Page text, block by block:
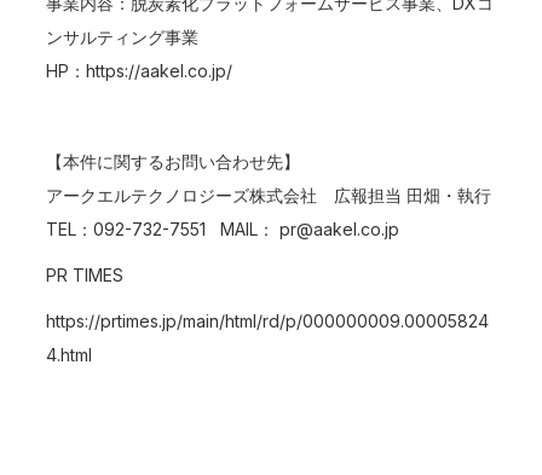
ンサルティング事業
HP：https://aakel.co.jp/
【本件に関するお問い合わせ先】
アークエルテクノロジーズ株式会社 広報担当 田畑・執行
TEL：092-732-7551 MAIL： pr@aakel.co.jp
PR TIMES
https://prtimes.jp/main/html/rd/p/000000009.00005824
4.html